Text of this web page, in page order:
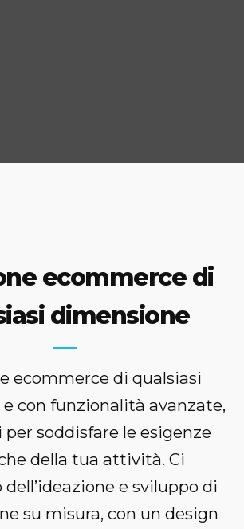
ecommerce di
dimensione
ecommerce di qualsiasi
con funzionalità avanzate,
soddisfare le esigenze
della tua attività. Ci
e sviluppo di
su misura, con un design